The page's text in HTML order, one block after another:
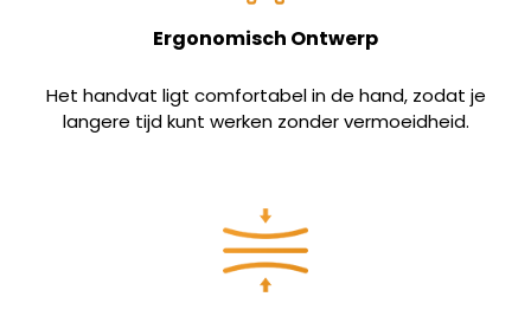
Ergonomisch Ontwerp
Het handvat ligt comfortabel in de hand, zodat je
langere tijd kunt werken zonder vermoeidheid.